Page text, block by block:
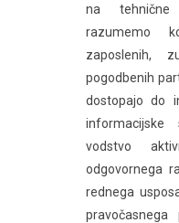
na
razumemo
zaposlenih,
pogodbenih
dostopajo do
vodstvo
odgovornega
rednega